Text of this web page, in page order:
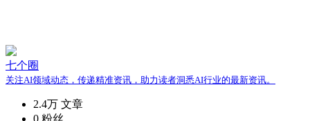
七个圈
关注AI领域动态，传递精准资讯，助力读者洞悉AI行业的最新资讯。
2.4万 文章